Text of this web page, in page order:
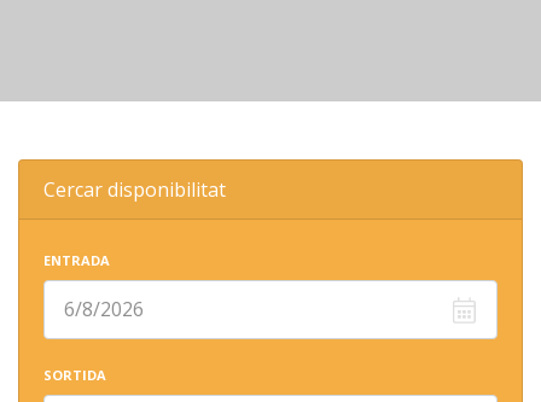
Cercar disponibilitat
ENTRADA
SORTIDA